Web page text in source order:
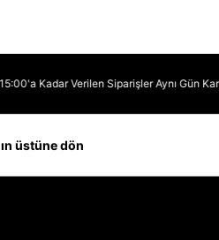
15:00'a Kadar Verilen Siparişler Aynı
üstüne dön